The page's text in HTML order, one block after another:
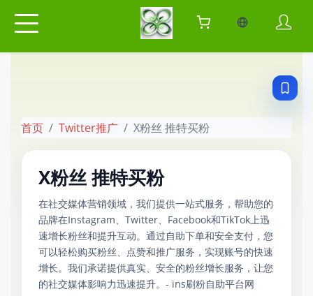
当前语言：
首页 Twitter推广 X粉丝 推特买粉
X粉丝 推特买粉
在社交媒体营销领域，我们提供一站式服务，帮助您的
品牌在Instagram、Twitter、Facebook和TikTok上迅
速增长粉丝和提升互动。通过自助下单和安全支付，您
可以轻松购买粉丝、点赞和推广服务，实现账号的快速
增长。我们承诺提供真实、安全的粉丝增长服务，让您
的社交媒体影响力迅速提升。- ins刷粉自助平台网